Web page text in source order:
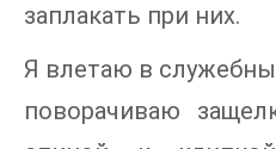
заплакать при них.
Я влетаю в
поворачиваю